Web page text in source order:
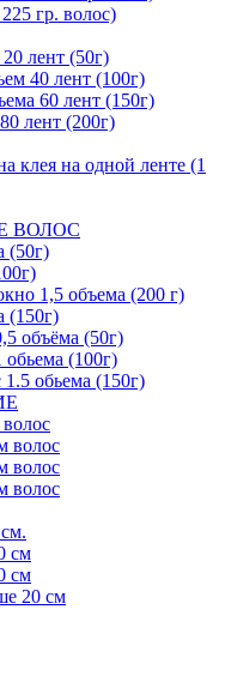
гр. волос)
лент (50г)
40 лент (100г)
60 лент (150г)
лент (200г)
клея на одной ленте (1
ВОЛОС
(50г)
1,5 объема (200 г)
(150г)
объёма (50г)
(100г)
обьема (150г)
волос
волос
волос
см
см
20 см